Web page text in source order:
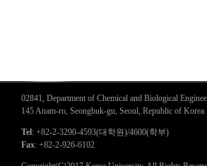
02841, Department of Chemical and Biological
145 Anam-ro, Seongbuk-gu, Seoul, Republic of Korea
Tel: +82-2-3290-4593(대학원)/4600(학부)
Fax: +82-2-926-6102